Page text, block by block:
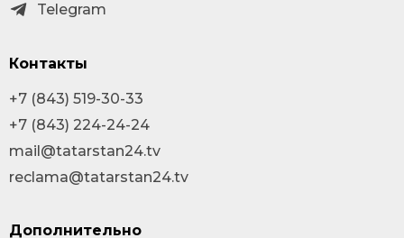
Telegram
Контакты
+7 (843) 519-30-33
+7 (843) 224-24-24
mail@tatarstan24.tv
reclama@tatarstan24.tv
Дополнительно